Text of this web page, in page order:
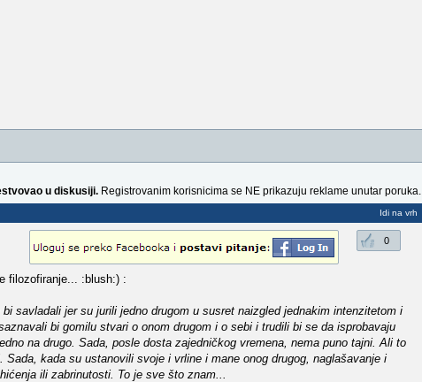
u diskusiji. Registrovanim korisnicima se NE prikazuju reklame unutar poruka.
Idi na vrh
0
filozofiranje... :blush:) :
savladali jer su jurili jedno drugom u susret naizgled jednakim intenzitetom i
bi gomilu stvari o onom drugom i o sebi i trudili bi se da isprobavaju
na drugo. Sada, posle dosta zajedničkog vremena, nema puno tajni. Ali to
kada su ustanovili svoje i vrline i mane onog drugog, naglašavanje i
ili zabrinutosti. To je sve što znam...